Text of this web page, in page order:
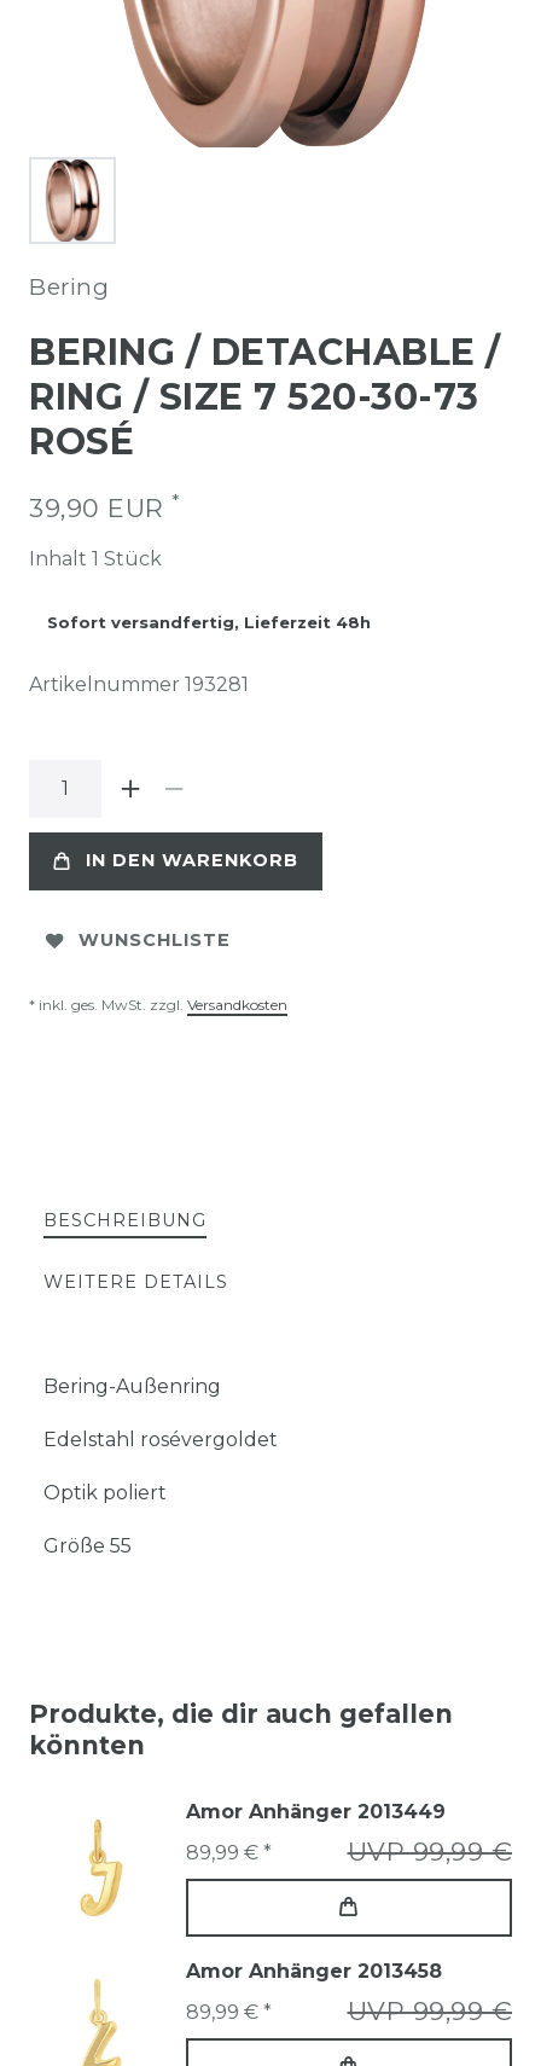
Bering
BERING / DETACHABLE /
RING / SIZE 7 520-30-73
ROSÉ
39,90 EUR *
Inhalt 1 Stück
Sofort versandfertig, Lieferzeit 48h
Artikelnummer 193281
IN DEN WARENKORB
WUNSCHLISTE
* inkl. ges. MwSt. zzgl. Versandkosten
BESCHREIBUNG
WEITERE DETAILS
Bering-Außenring
Edelstahl rosévergoldet
Optik poliert
Größe 55
Produkte, die dir auch gefallen
könnten
Amor Anhänger 2013449
UVP 99,99 €
89,99 € *
Amor Anhänger 2013458
UVP 99,99 €
89,99 € *